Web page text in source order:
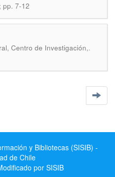
pp. 7-12
Centro de Investigación,.
y Bibliotecas (SISIB) -
de Chile
por SISIB